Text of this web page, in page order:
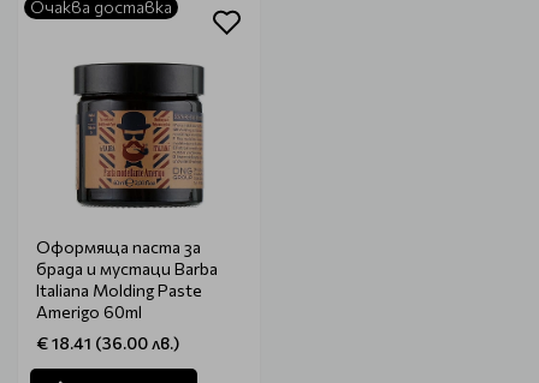
Очаква доставка
Оформяща паста за
брада и мустаци Barba
Italiana Molding Paste
Amerigo 60ml
€ 18.41 (36.00 лв.)